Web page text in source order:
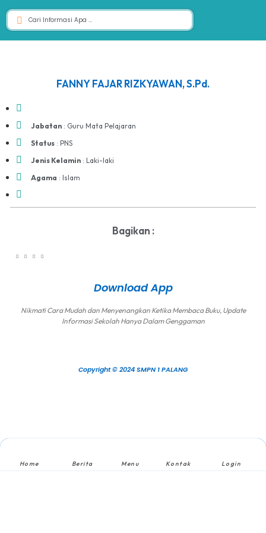
FANNY FAJAR RIZKYAWAN, S.Pd.
Jabatan : Guru Mata Pelajaran
Status : PNS
Jenis Kelamin : Laki-laki
Agama : Islam
Bagikan :
Download App
Nikmati Cara Mudah dan Menyenangkan Ketika Membaca Buku, Update
Informasi Sekolah Hanya Dalam Genggaman
Copyright © 2024 SMPN 1 PALANG
Home Berita Menu Kontak Login